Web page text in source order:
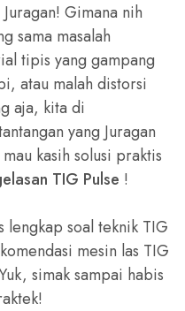
Gimana nih
sama masalah
tipis yang gampang
atau malah distorsi
aja, kita di
yang Juragan
kasih solusi praktis
TIG Pulse !
soal teknik TIG
mesin las TIG
simak sampai habis